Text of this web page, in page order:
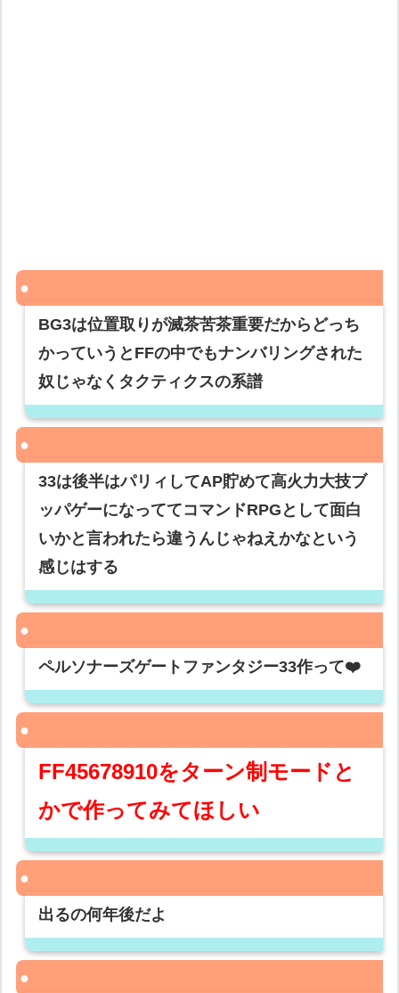
BG3は位置取りが滅茶苦茶重要だからどっち
かっていうとFFの中でもナンバリングされた
奴じゃなくタクティクスの系譜
33は後半はパリィしてAP貯めて高火力大技ブ
ッパゲーになっててコマンドRPGとして面白
いかと言われたら違うんじゃねえかなという
感じはする
ペルソナーズゲートファンタジー33作って❤️
FF45678910をターン制モードと
かで作ってみてほしい
出るの何年後だよ